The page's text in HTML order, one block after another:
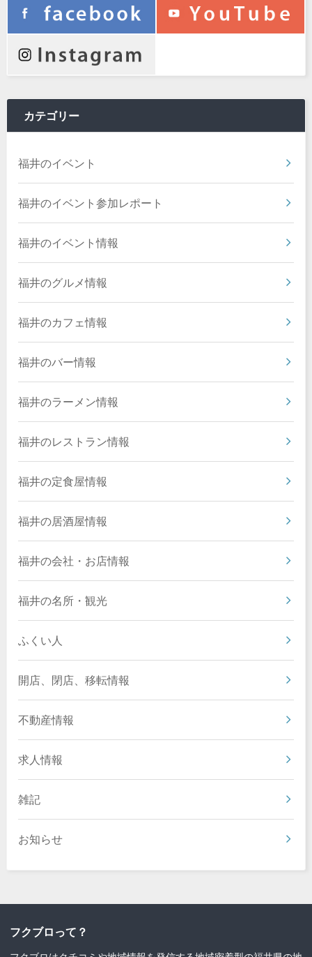
カテゴリー
福井のイベント
福井のイベント参加レポート
福井のイベント情報
福井のグルメ情報
福井のカフェ情報
福井のバー情報
福井のラーメン情報
福井のレストラン情報
福井の定食屋情報
福井の居酒屋情報
福井の会社・お店情報
福井の名所・観光
ふくい人
開店、閉店、移転情報
不動産情報
求人情報
雑記
お知らせ
フクブロって？